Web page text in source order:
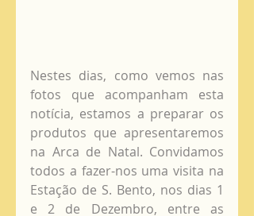
Nestes dias, como vemos nas
fotos que acompanham esta
notícia, estamos a preparar os
produtos que apresentaremos
na Arca de Natal. Convidamos
todos a fazer-nos uma visita na
Estação de S. Bento, nos dias 1
e 2 de Dezembro, entre as